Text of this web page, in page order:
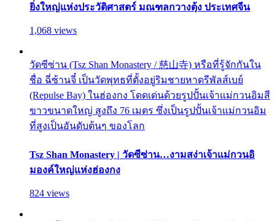
ยิ่งใหญ่แห่งประวัติศาสตร์ มณฑลกวางตุ้ง ประเทศจีน
1,068 views
วัดซีซ่าน (Tsz Shan Monastery / 慈山寺) หรือที่รู้จักกันใน
ชื่อ ฉี่ซ้านจี๋ เป็นวัดพุทธที่ตั้งอยู่ริมชายหาดรีพัลส์เบย์
(Repulse Bay) ในฮ่องกง โดดเด่นด้วยรูปปั้นเจ้าแม่กวนอิมสี
ขาวขนาดใหญ่ สูงถึง 76 เมตร ซึ่งเป็นรูปปั้นเจ้าแม่กวนอิม
ที่สูงเป็นอันดับต้นๆ ของโลก
Tsz Shan Monastery | วัดซีซ่าน…งามสง่าเจ้าแม่กวนอิ
มองค์ใหญ่แห่งฮ่องกง
824 views